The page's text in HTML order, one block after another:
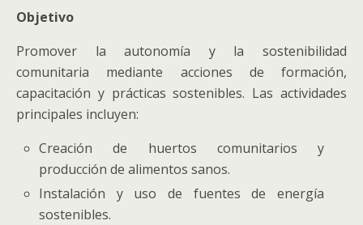
Objetivo
Promover la autonomía y la sostenibilidad
comunitaria mediante acciones de formación,
capacitación y prácticas sostenibles. Las actividades
principales incluyen:
Creación de huertos comunitarios y
producción de alimentos sanos.
Instalación y uso de fuentes de energía
sostenibles.